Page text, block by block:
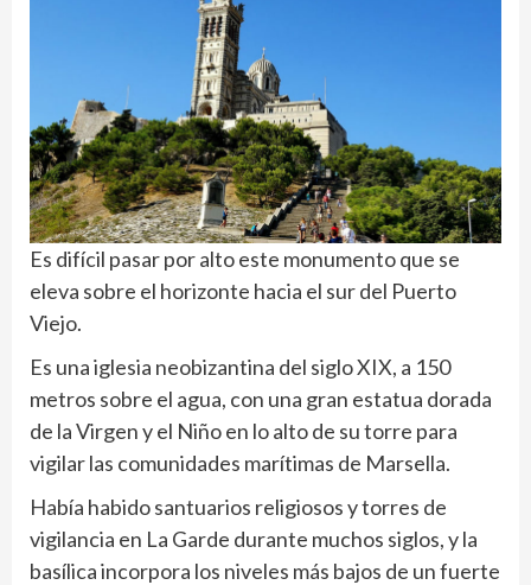
Es difícil pasar por alto este monumento que se
eleva sobre el horizonte hacia el sur del Puerto
Viejo.
Es una iglesia neobizantina del siglo XIX, a 150
metros sobre el agua, con una gran estatua dorada
de la Virgen y el Niño en lo alto de su torre para
vigilar las comunidades marítimas de Marsella.
Había habido santuarios religiosos y torres de
vigilancia en La Garde durante muchos siglos, y la
basílica incorpora los niveles más bajos de un fuerte